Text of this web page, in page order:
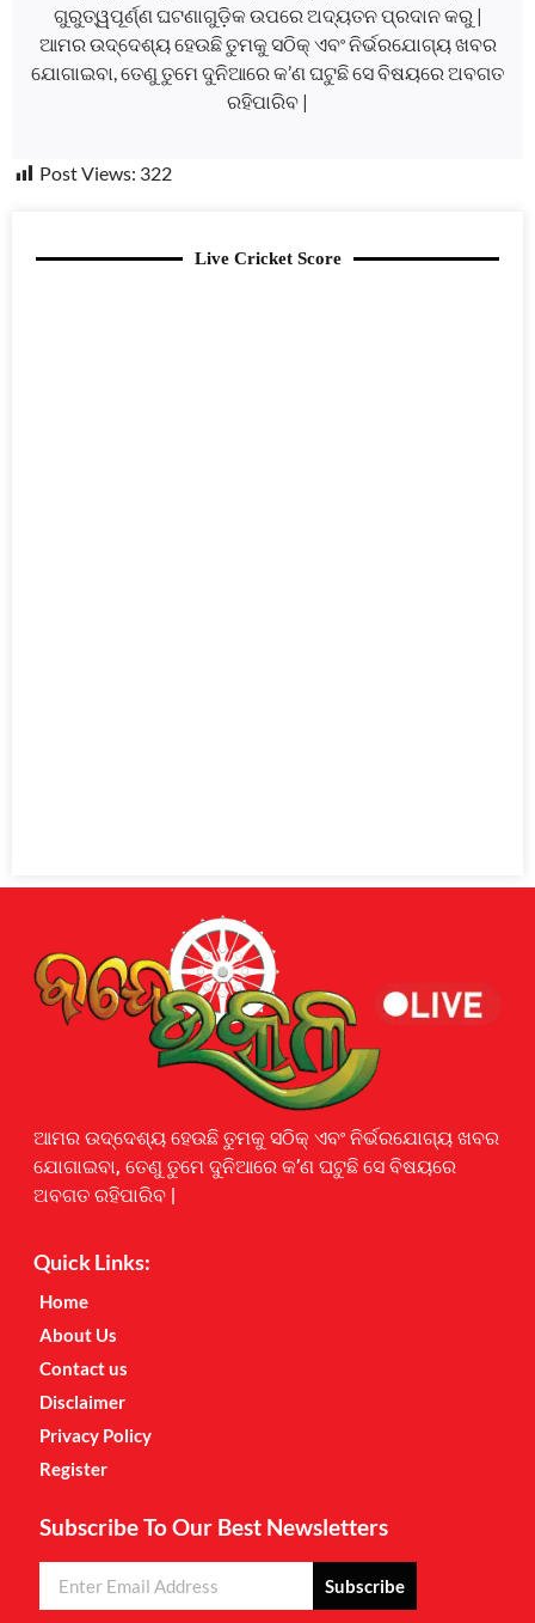
ଗୁରୁତ୍ୱପୂର୍ଣ୍ଣ ଘଟଣାଗୁଡ଼ିକ ଉପରେ ଅଦ୍ୟତନ ପ୍ରଦାନ କରୁ |
ଆମର ଉଦ୍ଦେଶ୍ୟ ହେଉଛି ତୁମକୁ ସଠିକ୍ ଏବଂ ନିର୍ଭରଯୋଗ୍ୟ ଖବର
ଯୋଗାଇବା, ତେଣୁ ତୁମେ ଦୁନିଆରେ କ’ଣ ଘଟୁଛି ସେ ବିଷୟରେ ଅବଗତ
ରହିପାରିବ |
Post Views: 322
Live Cricket Score
ଆମର ଉଦ୍ଦେଶ୍ୟ ହେଉଛି ତୁମକୁ ସଠିକ୍ ଏବଂ ନିର୍ଭରଯୋଗ୍ୟ ଖବର
ଯୋଗାଇବା, ତେଣୁ ତୁମେ ଦୁନିଆରେ କ’ଣ ଘଟୁଛି ସେ ବିଷୟରେ
ଅବଗତ ରହିପାରିବ |
Quick Links:
Home
About Us
Contact us
Disclaimer
Privacy Policy
Register
Subscribe To Our Best Newsletters
Subscribe